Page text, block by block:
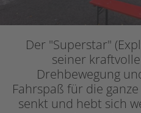
Der "Superstar"
seiner
Drehbewegung
Fahrspaß für die
senkt und hebt sich